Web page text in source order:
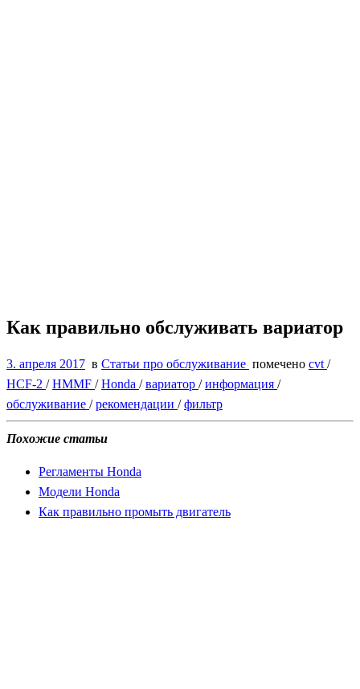
Как правильно обслуживать вариатор
3. апреля 2017 в Статьи про обслуживание помечено cvt /
HCF-2 /HMMF /Honda /вариатор /информация /
обслуживание /рекомендации /фильтр
Похожие статьи
Регламенты Honda
Модели Honda
Как правильно промыть двигатель